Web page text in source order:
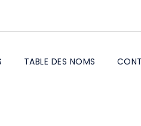
TABLE DES NOMS